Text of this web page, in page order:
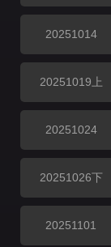
20251014
20251019上
20251024
20251026下
20251101